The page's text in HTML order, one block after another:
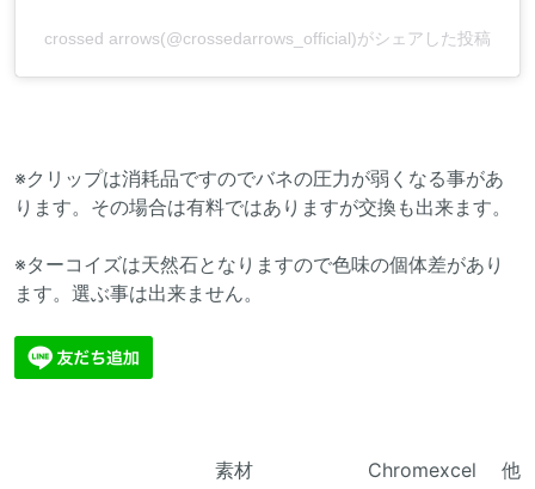
crossed arrows(@crossedarrows_official)がシェアした投稿
※クリップは消耗品ですのでバネの圧力が弱くなる事があ
ります。その場合は有料ではありますが交換も出来ます。
※ターコイズは天然石となりますので色味の個体差があり
ます。選ぶ事は出来ません。
素材 Chromexcel 他